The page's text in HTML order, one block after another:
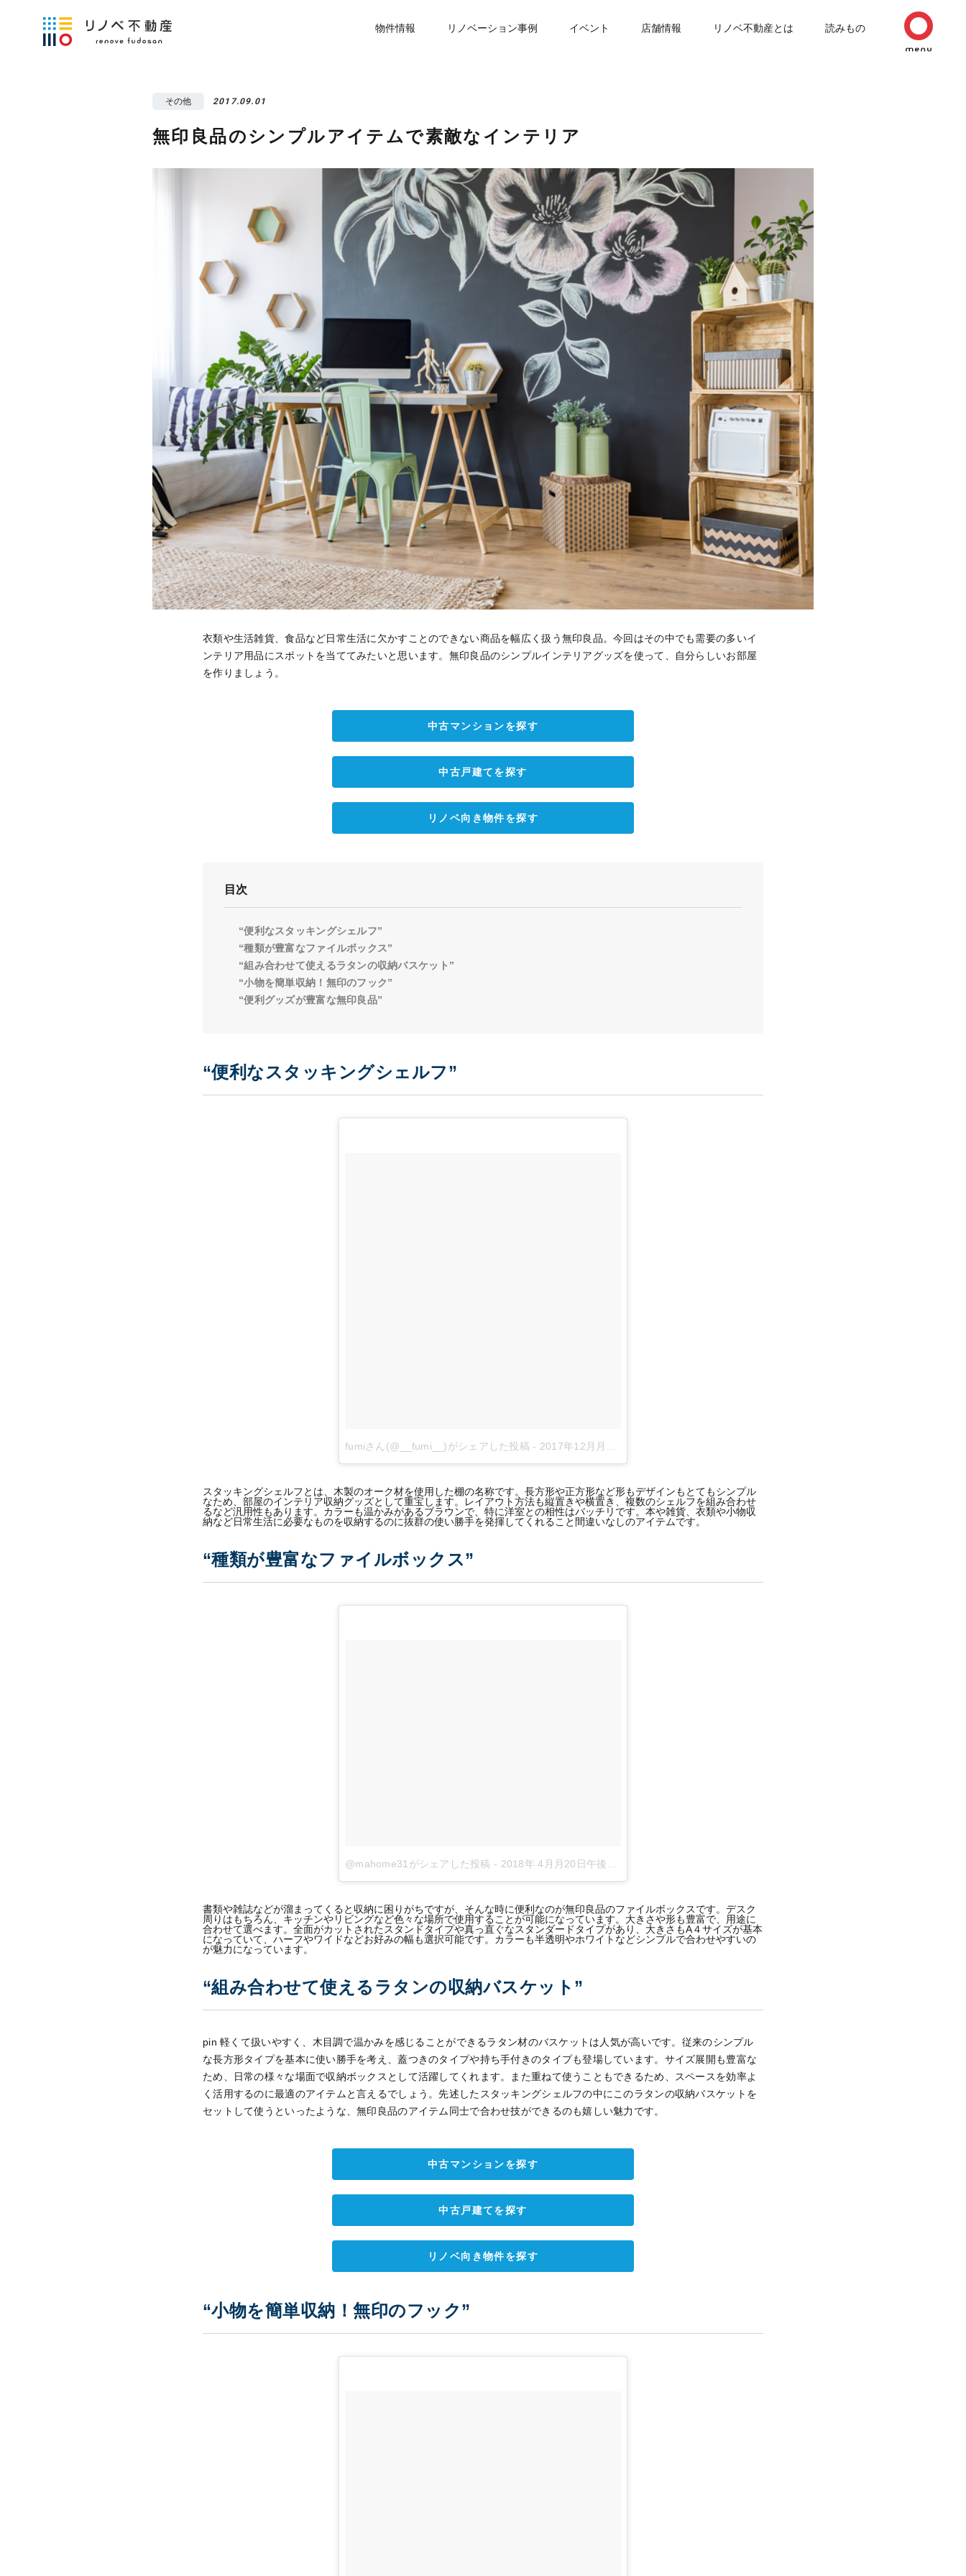
物件情報 リノベーション事例 イベント 店舗情報 リノベ不動産とは 読みもの
その他 2017.09.01
無印良品のシンプルアイテムで素敵なインテリア
衣類や生活雑貨、食品など日常生活に欠かすことのできない商品を幅広く扱う無印良品。今回はその中でも需要の多いイ
ンテリア用品にスポットを当ててみたいと思います。無印良品のシンプルインテリアグッズを使って、自分らしいお部屋
を作りましょう。
中古マンションを探す
中古戸建てを探す
リノベ向き物件を探す
目次
“便利なスタッキングシェルフ”
“種類が豊富なファイルボックス”
“組み合わせて使えるラタンの収納バスケット”
“小物を簡単収納！無印のフック”
“便利グッズが豊富な無印良品”
“便利なスタッキングシェルフ”
fumiさん(@__fumi__)がシェアした投稿 - 2017年12月月25日午前1時19分PST
スタッキングシェルフとは、木製のオーク材を使用した棚の名称です。長方形や正方形など形もデザインもとてもシンプル
なため、部屋のインテリア収納グッズとして重宝します。レイアウト方法も縦置きや横置き、複数のシェルフを組み合わせ
るなど汎用性もあります。カラーも温かみがあるブラウンで、特に洋室との相性はバッチリです。本や雑貨、衣類や小物収
納など日常生活に必要なものを収納するのに抜群の使い勝手を発揮してくれること間違いなしのアイテムです。
“種類が豊富なファイルボックス”
@mahome31がシェアした投稿 - 2018年 4月月20日午後9時34分PDT
書類や雑誌などが溜まってくると収納に困りがちですが、そんな時に便利なのが無印良品のファイルボックスです。デスク
周りはもちろん、キッチンやリビングなど色々な場所で使用することが可能になっています。大きさや形も豊富で、用途に
合わせて選べます。全面がカットされたスタンドタイプや真っ直ぐなスタンダードタイプがあり、大きさもA４サイズが基本
になっていて、ハーフやワイドなどお好みの幅も選択可能です。カラーも半透明やホワイトなどシンプルで合わせやすいの
が魅力になっています。
“組み合わせて使えるラタンの収納バスケット”
pin 軽くて扱いやすく、木目調で温かみを感じることができるラタン材のバスケットは人気が高いです。従来のシンプル
な長方形タイプを基本に使い勝手を考え、蓋つきのタイプや持ち手付きのタイプも登場しています。サイズ展開も豊富な
ため、日常の様々な場面で収納ボックスとして活躍してくれます。また重ねて使うこともできるため、スペースを効率よ
く活用するのに最適のアイテムと言えるでしょう。先述したスタッキングシェルフの中にこのラタンの収納バスケットを
セットして使うといったような、無印良品のアイテム同士で合わせ技ができるのも嬉しい魅力です。
中古マンションを探す
中古戸建てを探す
リノベ向き物件を探す
“小物を簡単収納！無印のフック”